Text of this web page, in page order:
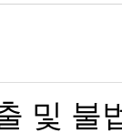
및 불